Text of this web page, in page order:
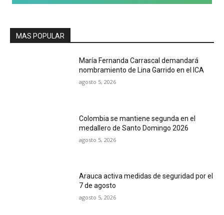
MAS POPULAR
María Fernanda Carrascal demandará
nombramiento de Lina Garrido en el ICA
agosto 5, 2026
Colombia se mantiene segunda en el
medallero de Santo Domingo 2026
agosto 5, 2026
Arauca activa medidas de seguridad por el
7 de agosto
agosto 5, 2026